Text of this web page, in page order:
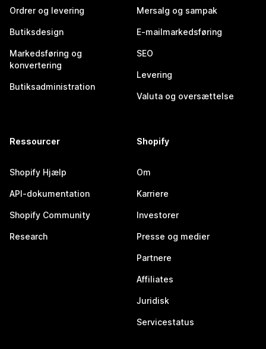
Ordrer og levering
Butiksdesign
Markedsføring og
konvertering
Butiksadministration
Mersalg og sampak
E-mailmarkedsføring
SEO
Levering
Valuta og oversættelse
Ressourcer
Shopify Hjælp
API-dokumentation
Shopify Community
Research
Shopify
Om
Karriere
Investorer
Presse og medier
Partnere
Affiliates
Juridisk
Servicestatus